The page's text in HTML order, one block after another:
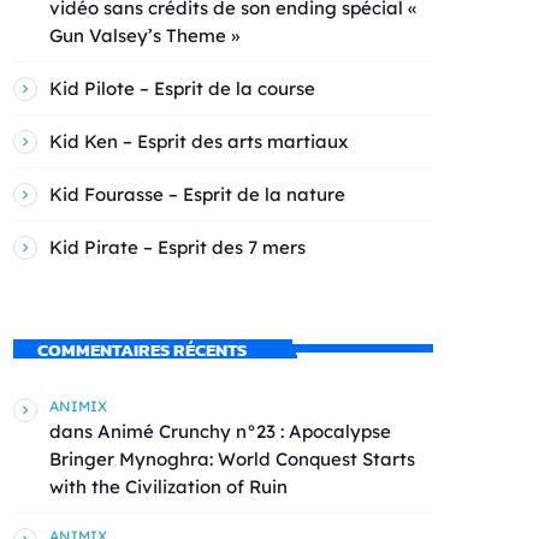
vidéo sans crédits de son ending spécial «
Gun Valsey’s Theme »
Kid Pilote – Esprit de la course
Kid Ken – Esprit des arts martiaux
Kid Fourasse – Esprit de la nature
Kid Pirate – Esprit des 7 mers
COMMENTAIRES RÉCENTS
ANIMIX
dans Animé Crunchy n°23 : Apocalypse
Bringer Mynoghra: World Conquest Starts
with the Civilization of Ruin